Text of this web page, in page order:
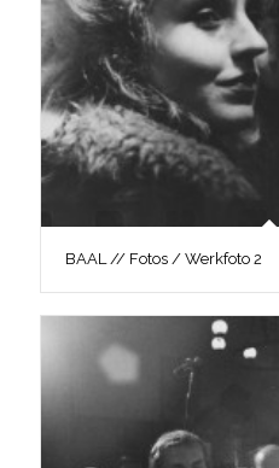
BAAL // Fotos / Werkfoto 2